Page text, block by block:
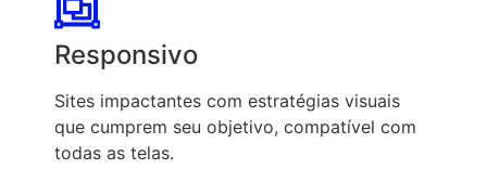
Responsivo
Sites impactantes com estratégias visuais
que cumprem seu objetivo, compatível com
todas as telas.